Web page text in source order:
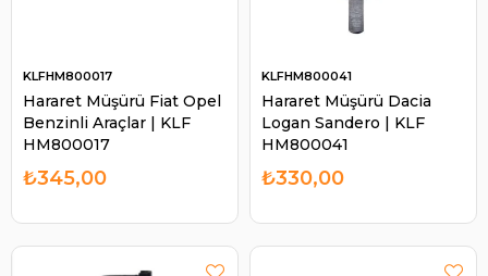
Hararet Müşürü Fiat Opel
Benzinli Araçlar | KLF
HM800017
KLFHM800017
₺345,00
Hararet Müşürü Dacia
Logan Sandero | KLF
HM800041
KLFHM800041
₺330,00